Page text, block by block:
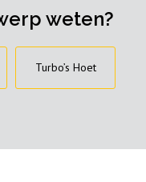
weten?
Turbo’s Hoet